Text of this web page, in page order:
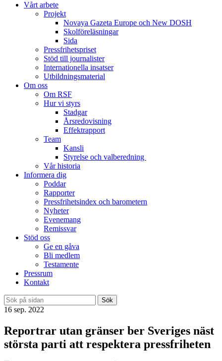
Vårt arbete
Projekt
Novaya Gazeta Europe och New DOSH
Skolföreläsningar
Sida
Pressfrihetspriset
Stöd till journalister
Internationella insatser
Utbildningsmaterial
Om oss
Om RSF
Hur vi styrs
Stadgar
Årsredovisning
Effektrapport
Team
Kansli
Styrelse och valberedning
Vår historia
Informera dig
Poddar
Rapporter
Pressfrihetsindex och barometern
Nyheter
Evenemang
Remissvar
Stöd oss
Ge en gåva
Bli medlem
Testamente
Pressrum
Kontakt
Sök
16 sep. 2022
Reportrar utan gränser ber Sveriges näst
största parti att respektera pressfriheten